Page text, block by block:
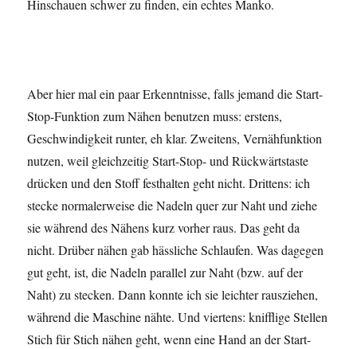
Hinschauen schwer zu finden, ein echtes Manko.
Aber hier mal ein paar Erkenntnisse, falls jemand die Start-
Stop-Funktion zum Nähen benutzen muss: erstens,
Geschwindigkeit runter, eh klar. Zweitens, Vernähfunktion
nutzen, weil gleichzeitig Start-Stop- und Rückwärtstaste
drücken und den Stoff festhalten geht nicht. Drittens: ich
stecke normalerweise die Nadeln quer zur Naht und ziehe
sie während des Nähens kurz vorher raus. Das geht da
nicht. Drüber nähen gab hässliche Schlaufen. Was dagegen
gut geht, ist, die Nadeln parallel zur Naht (bzw. auf der
Naht) zu stecken. Dann konnte ich sie leichter rausziehen,
während die Maschine nähte. Und viertens: knifflige Stellen
Stich für Stich nähen geht, wenn eine Hand an der Start-